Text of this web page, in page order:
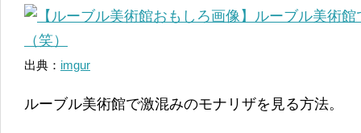
出典： imgur
ルーブル美術館で激混みのモナリザを見る方法。